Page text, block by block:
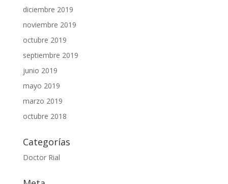
diciembre 2019
noviembre 2019
octubre 2019
septiembre 2019
junio 2019
mayo 2019
marzo 2019
octubre 2018
Categorías
Doctor Rial